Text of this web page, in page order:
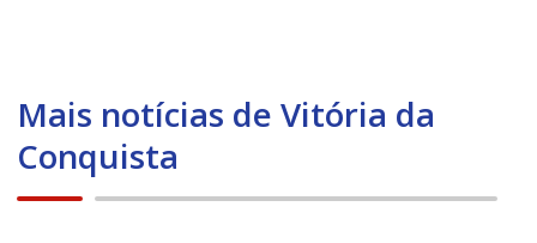
Mais notícias de Vitória da
Conquista